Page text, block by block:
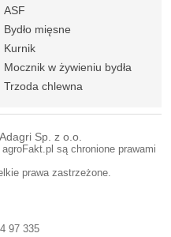
ASF
Bydło mięsne
Kurnik
Mocznik w żywieniu bydła
Trzoda chlewna
Adagri Sp. z o.o.
są chronione prawami
prawa zastrzeżone.
97 335